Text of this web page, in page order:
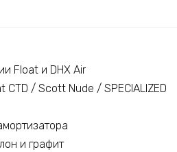
Float и DHX Air
/ Scott Nude / SPECIALIZED
и графит